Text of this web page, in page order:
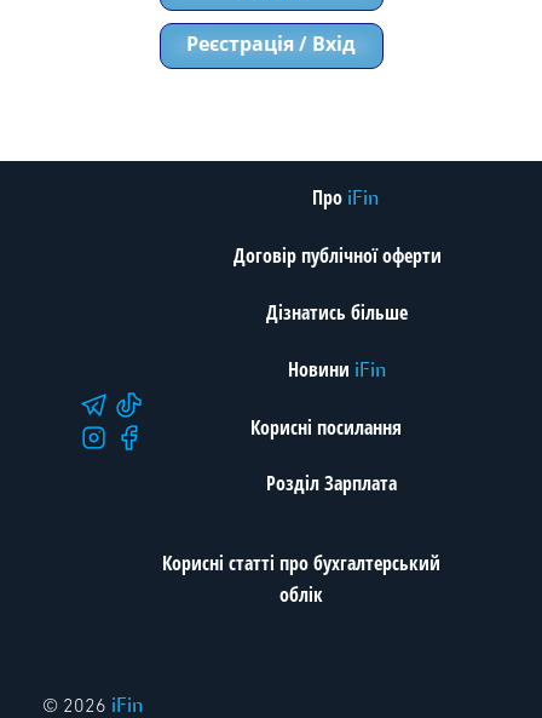
Реєстрація / Вхід
© 2026 iFin
Про iFin
Договір публічної оферти
Дізнатись більше
Новини iFin
Корисні посилання
Розділ Зарплата
Корисні статті про бухгалтерський
облік